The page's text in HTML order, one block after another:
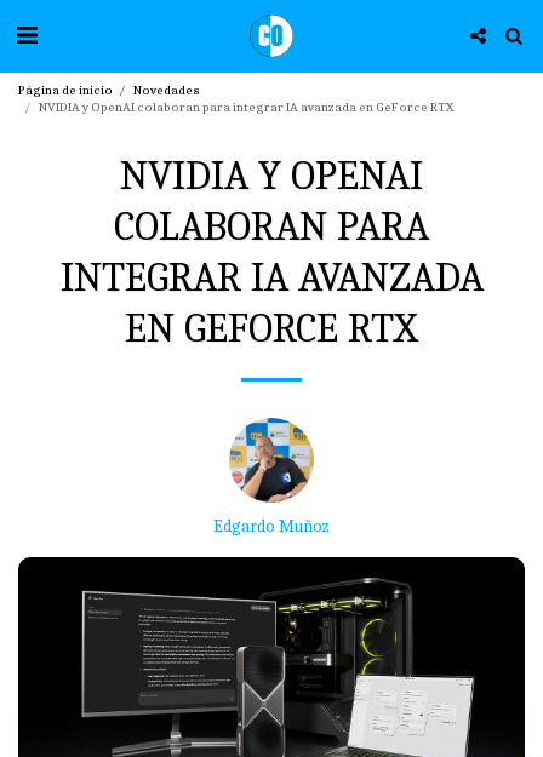
Página de inicio
Novedades
NVIDIA y OpenAI colaboran para integrar IA avanzada en GeForce RTX
NVIDIA Y OPENAI
COLABORAN PARA
INTEGRAR IA AVANZADA
EN GEFORCE RTX
Edgardo Muñoz